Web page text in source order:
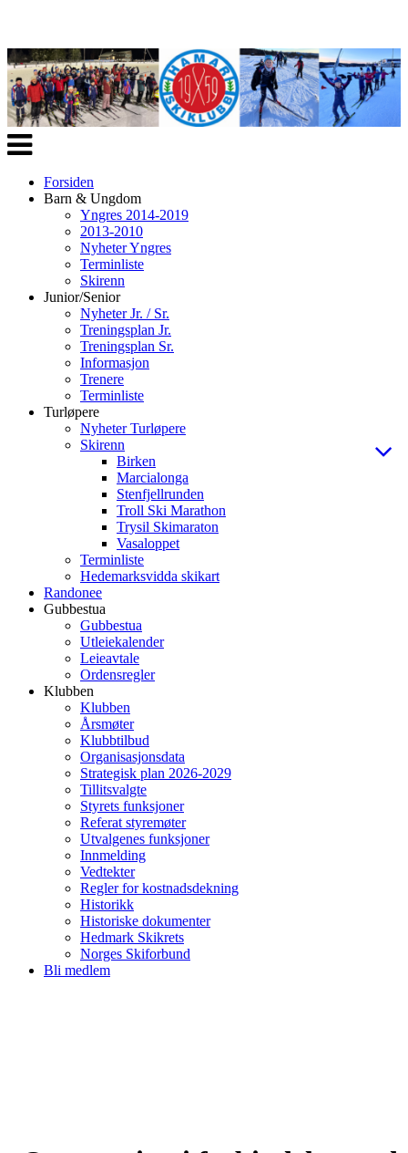
Veksle
navigasjon
Forsiden
Barn & Ungdom
Yngres 2014-2019
2013-2010
Nyheter Yngres
Terminliste
Skirenn
Junior/Senior
Nyheter Jr. / Sr.
Treningsplan Jr.
Treningsplan Sr.
Informasjon
Trenere
Terminliste
Turløpere
Nyheter Turløpere
Skirenn
Birken
Marcialonga
Stenfjellrunden
Troll Ski Marathon
Trysil Skimaraton
Vasaloppet
Terminliste
Hedemarksvidda skikart
Randonee
Gubbestua
Gubbestua
Utleiekalender
Leieavtale
Ordensregler
Klubben
Klubben
Årsmøter
Klubbtilbud
Organisasjonsdata
Strategisk plan 2026-2029
Tillitsvalgte
Styrets funksjoner
Referat styremøter
Utvalgenes funksjoner
Innmelding
Vedtekter
Regler for kostnadsdekning
Historikk
Historiske dokumenter
Hedmark Skikrets
Norges Skiforbund
Bli medlem